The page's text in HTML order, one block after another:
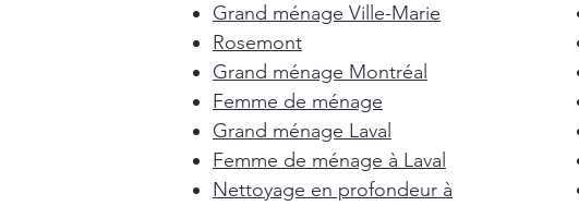
Grand ménage Ville-Marie
Rosemont
Grand ménage Montréal
Femme de ménage
Grand ménage Laval
Femme de ménage à Laval
Nettoyage en profondeur à